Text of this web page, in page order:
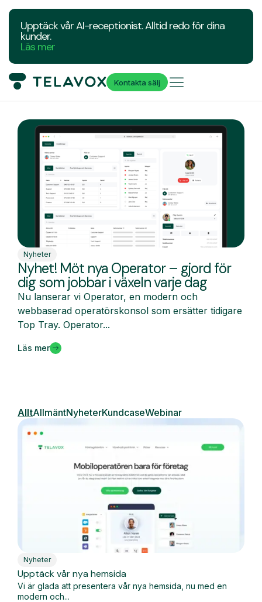
Upptäck vår AI-receptionist. Alltid redo för dina
kunder.
Läs mer
Kontakta sälj
Nyheter
Nyhet! Möt nya Operator – gjord för
dig som jobbar i växeln varje dag
Nu lanserar vi Operator, en modern och
webbaserad operatörskonsol som ersätter tidigare
Top Tray. Operator...
Läs mer
AlltAllmäntNyheterKundcaseWebinar
Nyheter
Upptäck vår nya hemsida
Vi är glada att presentera vår nya hemsida, nu med en
modern och...